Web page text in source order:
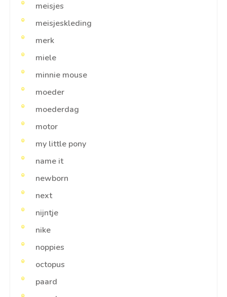
meisjes
meisjeskleding
merk
miele
minnie mouse
moeder
moederdag
motor
my little pony
name it
newborn
next
nijntje
nike
noppies
octopus
paard